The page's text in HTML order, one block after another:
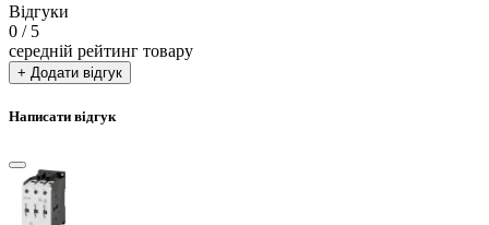
Відгуки
0 / 5
середній рейтинг товару
+ Додати відгук
Написати відгук